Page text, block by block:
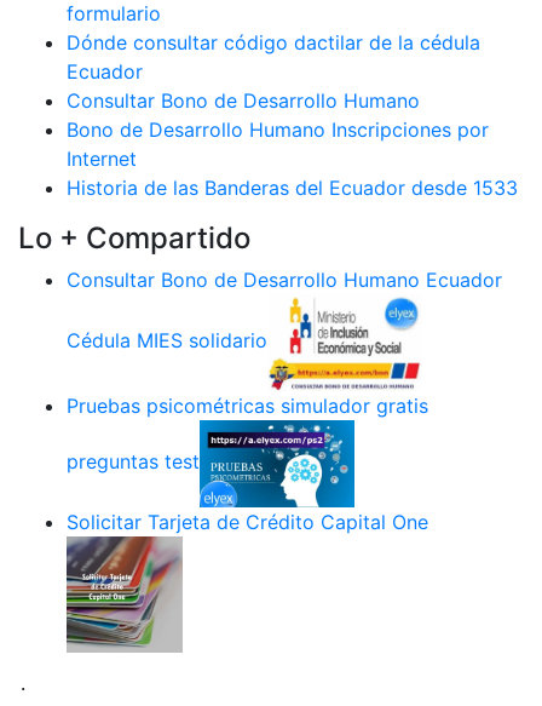
formulario
Dónde consultar código dactilar de la cédula
Ecuador
Consultar Bono de Desarrollo Humano
Bono de Desarrollo Humano Inscripciones por
Internet
Historia de las Banderas del Ecuador desde 1533
Lo + Compartido
Consultar Bono de Desarrollo Humano Ecuador
Cédula MIES solidario
Pruebas psicométricas simulador gratis
preguntas test
Solicitar Tarjeta de Crédito Capital One
.